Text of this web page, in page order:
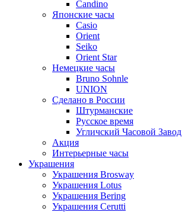
Candino
Японские часы
Casio
Orient
Seiko
Orient Star
Немецкие часы
Bruno Sohnle
UNION
Сделано в России
Штурманские
Русское время
Угличский Часовой Завод
Акция
Интерьерные часы
Украшения
Украшения Brosway
Украшения Lotus
Украшения Bering
Украшения Cerutti